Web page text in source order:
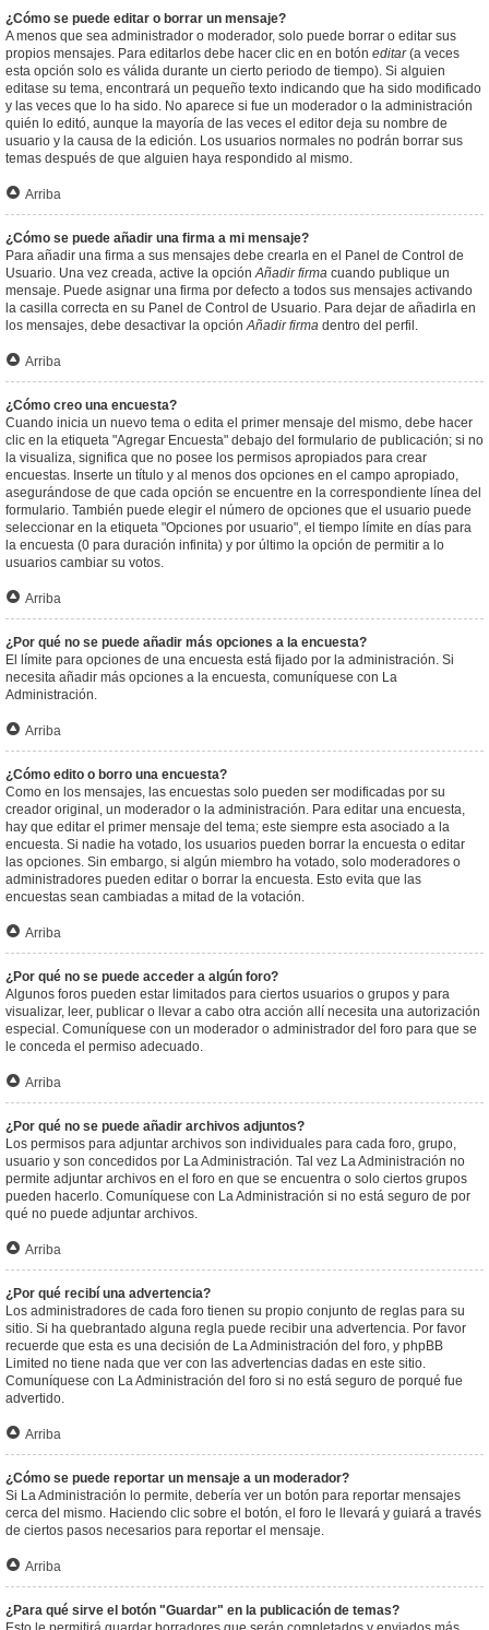
¿Cómo se puede editar o borrar un mensaje?
A menos que sea administrador o moderador, solo puede borrar o editar sus
propios mensajes. Para editarlos debe hacer clic en en botón editar(a veces
esta opción solo es válida durante un cierto periodo de tiempo). Si alguien
editase su tema, encontrará un pequeño texto indicando que ha sido modificado
y las veces que lo ha sido. No aparece si fue un moderador o la administración
quién lo editó, aunque la mayoría de las veces el editor deja su nombre de
usuario y la causa de la edición. Los usuarios normales no podrán borrar sus
temas después de que alguien haya respondido al mismo.
Arriba
¿Cómo se puede añadir una firma a mi mensaje?
Para añadir una firma a sus mensajes debe crearla en el Panel de Control de
Usuario. Una vez creada, active la opciónAñadir firma cuando publique un
mensaje. Puede asignar una firma por defecto a todos sus mensajes activando
la casilla correcta en su Panel de Control de Usuario. Para dejar de añadirla en
los mensajes, debe desactivar la opciónAñadir firma dentro del perfil.
Arriba
¿Cómo creo una encuesta?
Cuando inicia un nuevo tema o edita el primer mensaje del mismo, debe hacer
clic en la etiqueta "Agregar Encuesta" debajo del formulario de publicación; si no
la visualiza, significa que no posee los permisos apropiados para crear
encuestas. Inserte un título y al menos dos opciones en el campo apropiado,
asegurándose de que cada opción se encuentre en la correspondiente línea del
formulario. También puede elegir el número de opciones que el usuario puede
seleccionar en la etiqueta "Opciones por usuario", el tiempo límite en días para
la encuesta (0 para duración infinita) y por último la opción de permitir a lo
usuarios cambiar su votos.
Arriba
¿Por qué no se puede añadir más opciones a la encuesta?
El límite para opciones de una encuesta está fijado por la administración. Si
necesita añadir más opciones a la encuesta, comuníquese con La
Administración.
Arriba
¿Cómo edito o borro una encuesta?
Como en los mensajes, las encuestas solo pueden ser modificadas por su
creador original, un moderador o la administración. Para editar una encuesta,
hay que editar el primer mensaje del tema; este siempre esta asociado a la
encuesta. Si nadie ha votado, los usuarios pueden borrar la encuesta o editar
las opciones. Sin embargo, si algún miembro ha votado, solo moderadores o
administradores pueden editar o borrar la encuesta. Esto evita que las
encuestas sean cambiadas a mitad de la votación.
Arriba
¿Por qué no se puede acceder a algún foro?
Algunos foros pueden estar limitados para ciertos usuarios o grupos y para
visualizar, leer, publicar o llevar a cabo otra acción allí necesita una autorización
especial. Comuníquese con un moderador o administrador del foro para que se
le conceda el permiso adecuado.
Arriba
¿Por qué no se puede añadir archivos adjuntos?
Los permisos para adjuntar archivos son individuales para cada foro, grupo,
usuario y son concedidos por La Administración. Tal vez La Administración no
permite adjuntar archivos en el foro en que se encuentra o solo ciertos grupos
pueden hacerlo. Comuníquese con La Administración si no está seguro de por
qué no puede adjuntar archivos.
Arriba
¿Por qué recibí una advertencia?
Los administradores de cada foro tienen su propio conjunto de reglas para su
sitio. Si ha quebrantado alguna regla puede recibir una advertencia. Por favor
recuerde que esta es una decisión de La Administración del foro, y phpBB
Limited no tiene nada que ver con las advertencias dadas en este sitio.
Comuníquese con La Administración del foro si no está seguro de porqué fue
advertido.
Arriba
¿Cómo se puede reportar un mensaje a un moderador?
Si La Administración lo permite, debería ver un botón para reportar mensajes
cerca del mismo. Haciendo clic sobre el botón, el foro le llevará y guiará a través
de ciertos pasos necesarios para reportar el mensaje.
Arriba
¿Para qué sirve el botón "Guardar" en la publicación de temas?